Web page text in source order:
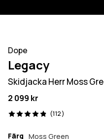
Dope
Legacy
Skidjacka Herr Moss
2 099 kr
(112)
112 recensioner, 4.9/5
Färg Moss Green